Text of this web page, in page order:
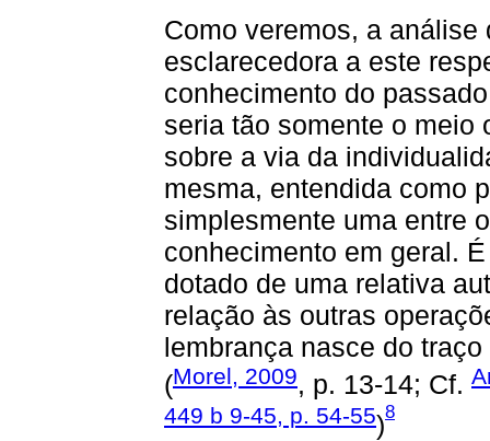
Como veremos, a
esclarecedora a este
conhecimento do
seria tão somente o meio
sobre a via da
mesma, entendida como
simplesmente uma entre
conhecimento em geral.
dotado de uma relativa
relação às outras
lembrança nasce do
(Morel, 2009, p. 13-14; Cf.
449 b 9-45, p. 54-55)8